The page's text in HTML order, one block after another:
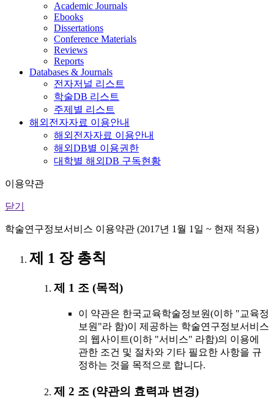
Academic Journals
Ebooks
Dissertations
Conference Materials
Reviews
Reports
Databases & Journals
전자저널 리스트
학술DB 리스트
주제별 리스트
해외전자자료 이용안내
해외전자자료 이용안내
해외DB별 이용권한
대학별 해외DB 구독현황
이용약관
닫기
학술연구정보서비스 이용약관 (2017년 1월 1일 ~ 현재 적용)
제 1 장 총칙
제 1 조 (목적)
이 약관은 한국교육학술정보원(이하 "교육정
보원"라 함)이 제공하는 학술연구정보서비스
의 웹사이트(이하 "서비스" 라함)의 이용에
관한 조건 및 절차와 기타 필요한 사항을 규
정하는 것을 목적으로 합니다.
제 2 조 (약관의 효력과 변경)